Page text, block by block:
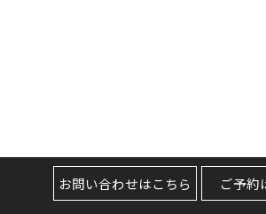
お問い合わせはこちら ご予約